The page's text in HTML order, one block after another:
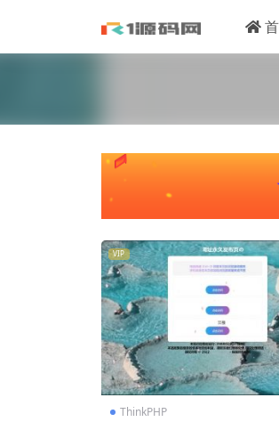
VIP
ThinkPHP